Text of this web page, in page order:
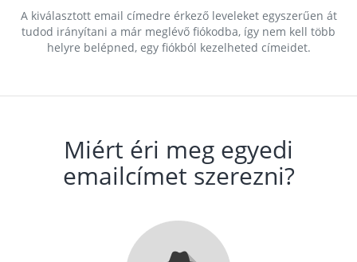
A kiválasztott email címedre érkező leveleket egyszerűen át
tudod irányítani a már meglévő fiókodba, így nem kell több
helyre belépned, egy fiókból kezelheted címeidet.
Miért éri meg egyedi
emailcímet szerezni?